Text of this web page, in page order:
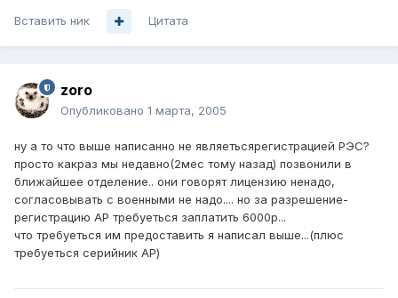
Вставить ник Цитата
zoro
Опубликовано 1 марта, 2005
ну а то что выше написанно не являетьсярегистрацией РЭС?
просто какраз мы недавно(2мес тому назад) позвонили в
ближайшее отделение.. они говорят лицензию ненадо,
согласовывать с военными не надо.... но за разрешение-
регистрацию АР требуеться заплатить 6000р...
что требуеться им предоставить я написал выше...(плюс
требуеться серийник АР)